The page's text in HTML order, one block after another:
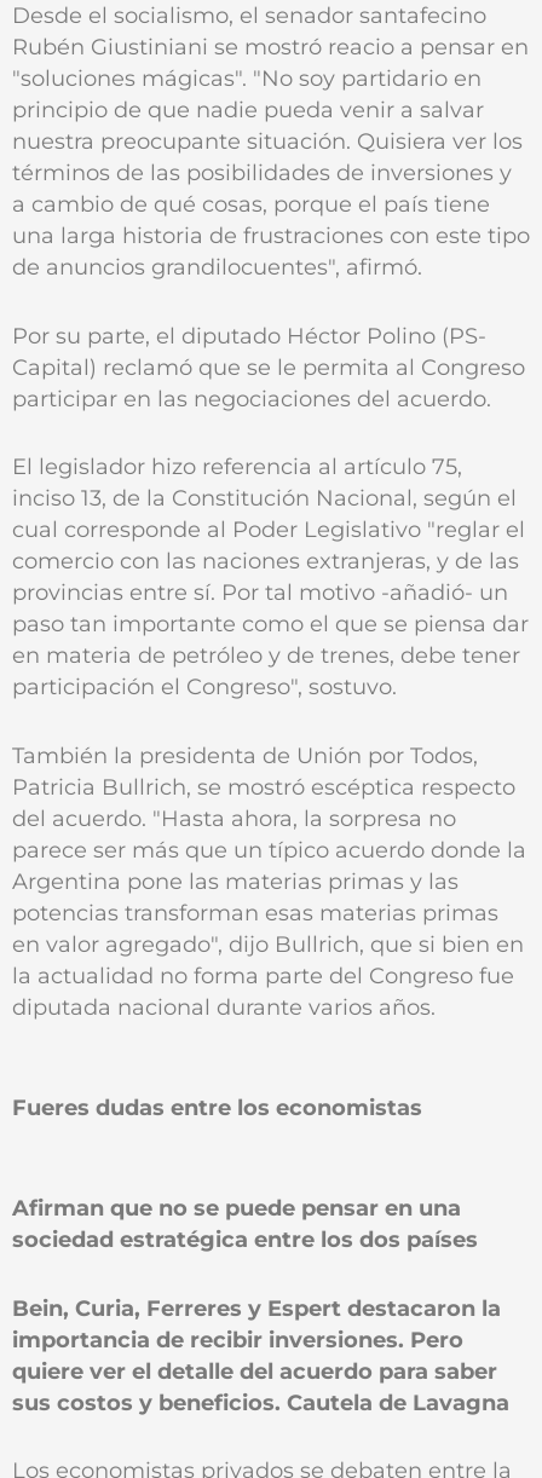
Desde el socialismo, el senador santafecino
Rubén Giustiniani se mostró reacio a pensar en
"soluciones mágicas". "No soy partidario en
principio de que nadie pueda venir a salvar
nuestra preocupante situación. Quisiera ver los
términos de las posibilidades de inversiones y
a cambio de qué cosas, porque el país tiene
una larga historia de frustraciones con este tipo
de anuncios grandilocuentes", afirmó.
Por su parte, el diputado Héctor Polino (PS-
Capital) reclamó que se le permita al Congreso
participar en las negociaciones del acuerdo.
El legislador hizo referencia al artículo 75,
inciso 13, de la Constitución Nacional, según el
cual corresponde al Poder Legislativo "reglar el
comercio con las naciones extranjeras, y de las
provincias entre sí. Por tal motivo -añadió- un
paso tan importante como el que se piensa dar
en materia de petróleo y de trenes, debe tener
participación el Congreso", sostuvo.
También la presidenta de Unión por Todos,
Patricia Bullrich, se mostró escéptica respecto
del acuerdo. "Hasta ahora, la sorpresa no
parece ser más que un típico acuerdo donde la
Argentina pone las materias primas y las
potencias transforman esas materias primas
en valor agregado", dijo Bullrich, que si bien en
la actualidad no forma parte del Congreso fue
diputada nacional durante varios años.
Fueres dudas entre los economistas
Afirman que no se puede pensar en una
sociedad estratégica entre los dos países
Bein, Curia, Ferreres y Espert destacaron la
importancia de recibir inversiones. Pero
quiere ver el detalle del acuerdo para saber
sus costos y beneficios. Cautela de Lavagna
Los economistas privados se debaten entre la